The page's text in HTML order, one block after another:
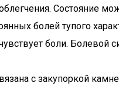
Состояние
болей тупого
боли. Болевой
с закупоркой